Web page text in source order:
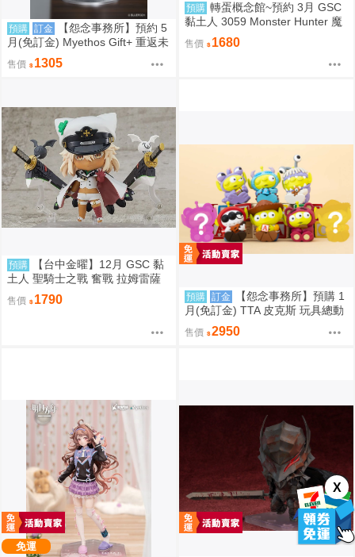
X
預購 訂金
【怨念事務所】預約 5
月(免訂金) Myethos Gift+ 重返未
來 1999 兔毛手袋 1/8 1011
售價 1305
預購 轉蛋概念館~預約 3月 GSC
黏土人 3059 Monster Hunter 魔
物獵人 火龍 雄火龍 超商付款免
訂金
售價 1680
預購
【台中金曜】12月 GSC 黏
土人 聖騎士之戰 奮戰 拉姆雷薩
爾=瓦倫泰 再版 0904
售價 1790 預購 訂金
【怨念事務所】預購 1
月(免訂金) TTA 皮克斯 玩具總動
員 三眼怪 PERIHAPI! 靠肩小公仔
集 中盒 0829
售價 2950
免運